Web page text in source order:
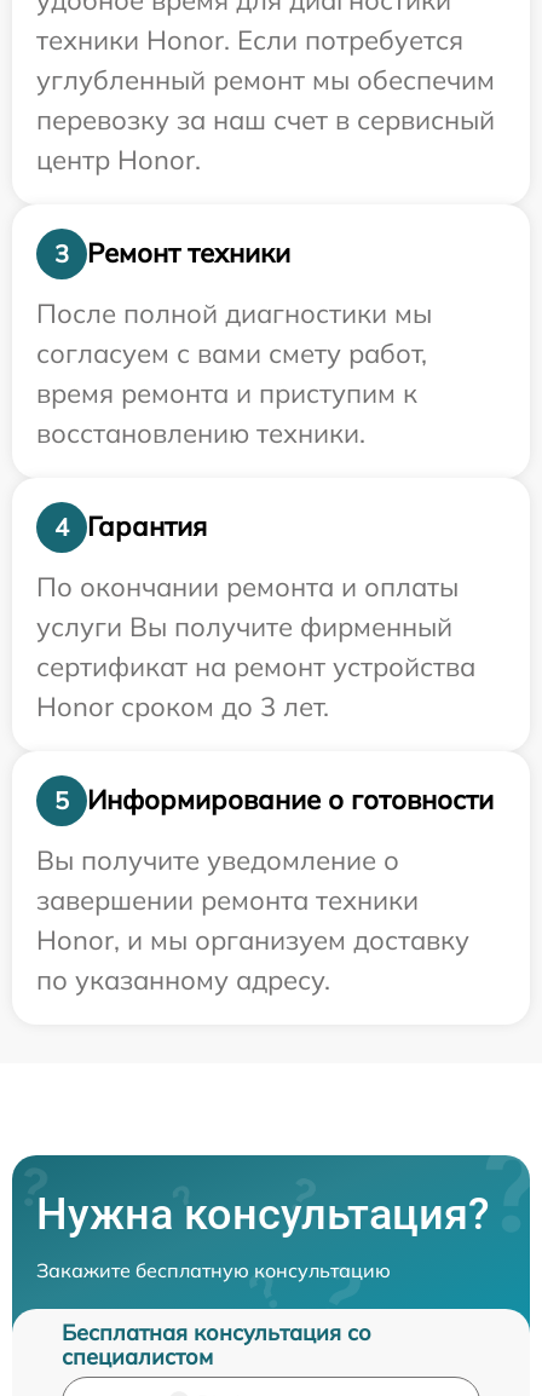
техники Honor. Если потребуется
углубленный ремонт мы обеспечим
перевозку за наш счет в сервисный
центр Honor.
3
Ремонт техники
После полной диагностики мы
согласуем с вами смету работ,
время ремонта и приступим к
восстановлению техники.
4
Гарантия
По окончании ремонта и оплаты
услуги Вы получите фирменный
сертификат на ремонт устройства
Honor сроком до 3 лет.
5
Информирование о готовности
Вы получите уведомление о
завершении ремонта техники
Honor, и мы организуем доставку
по указанному адресу.
Нужна консультация?
Закажите бесплатную консультацию
Бесплатная консультация со
специалистом